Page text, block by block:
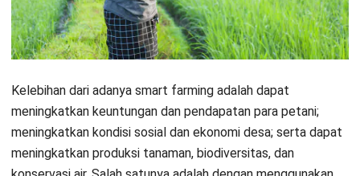
pertanian berdasarkan kebutuhan produksi dengan mudah.
di Indonesia